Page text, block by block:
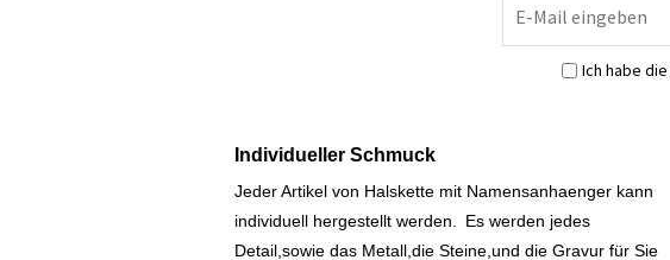
Ich habe die
Individueller Schmuck
Jeder Artikel von Halskette mit Namensanhaenger kann
individuell hergestellt werden.
Es werden jedes
Detail,sowie das Metall,die Steine,und die Gravur für Sie